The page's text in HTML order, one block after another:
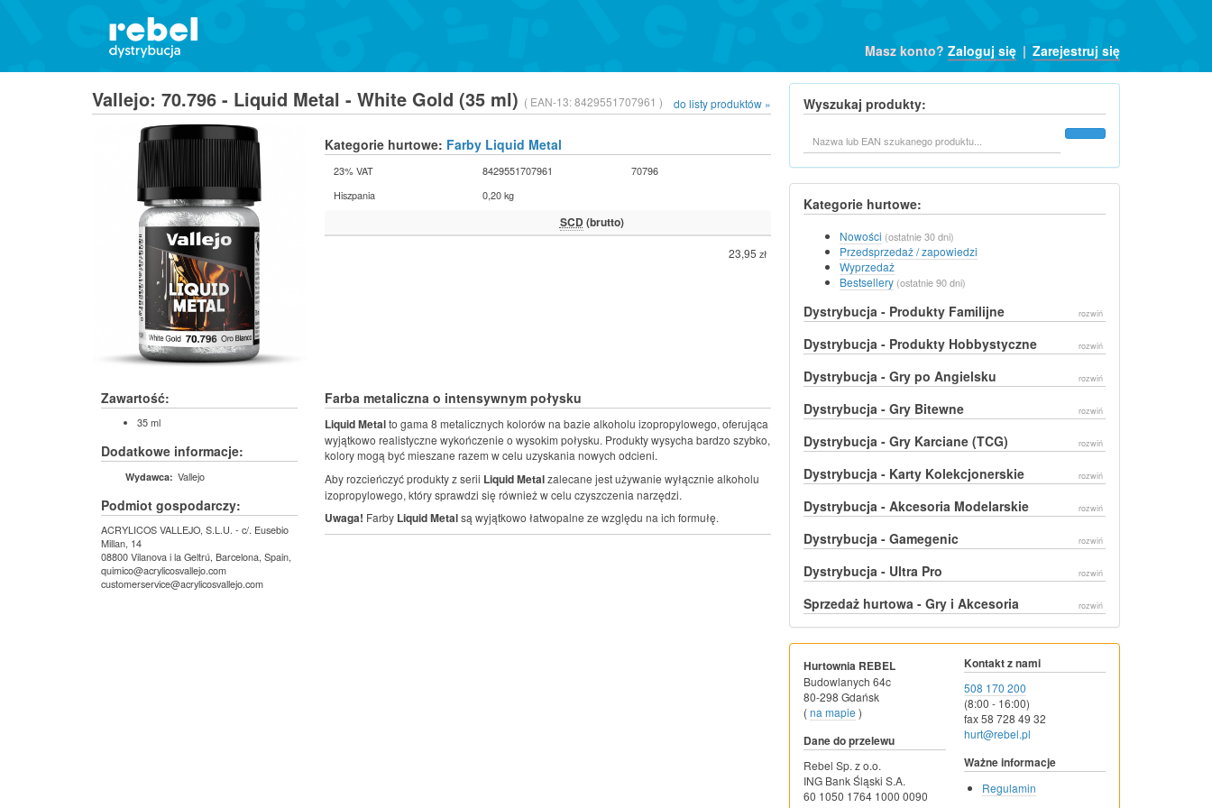
Masz konto? Zaloguj się | Zarejestruj się
Vallejo: 70.796 - Liquid Metal - White Gold (35 ml) ( EAN-13:8429551707961 ) do listy produktów »
Kategorie hurtowe: Farby Liquid Metal
23% VAT 8429551707961
70796
Hiszpania
0,20 kg
SCD (brutto)
23,95 zł
Zawartość:
35 ml
Dodatkowe informacje:
Wydawca: Vallejo
Podmiot gospodarczy:
ACRYLICOS VALLEJO, S.L.U. - c/. Eusebio
Millan, 14
08800 Vilanova i la Geltrú, Barcelona, Spain,
quimico@acrylicosvallejo.com
customerservice@acrylicosvallejo.com
Farba metaliczna o intensywnym połysku
Liquid Metalto gama 8 metalicznych kolorów na bazie alkoholu izopropylowego, oferująca
wyjątkowo realistyczne wykończenie o wysokim połysku. Produkty wysycha bardzo szybko,
kolory mogą być mieszane razem w celu uzyskania nowych odcieni.
Aby rozcieńczyć produkty z serii Liquid Metalzalecane jest używanie wyłącznie alkoholu
izopropylowego, który sprawdzi się również w celu czyszczenia narzędzi.
Uwaga! Farby Liquid Metalsą wyjątkowo łatwopalne ze względu na ich formułę.
Wyszukaj produkty:
Kategorie hurtowe:
Nowości (ostatnie 30 dni)
Przedsprzedaż / zapowiedzi
Wyprzedaż
Bestsellery (ostatnie 90 dni)
Dystrybucja - Produkty Familijne rozwiń
Dystrybucja - Produkty Hobbystyczne rozwiń
Dystrybucja - Gry po Angielsku rozwiń
Dystrybucja - Gry Bitewne rozwiń
Dystrybucja - Gry Karciane (TCG) rozwiń
Dystrybucja - Karty Kolekcjonerskie rozwiń
Dystrybucja - Akcesoria Modelarskie rozwiń
Dystrybucja - Gamegenic rozwiń
Dystrybucja - Ultra Pro rozwiń
Sprzedaż hurtowa - Gry i Akcesoria rozwiń
Hurtownia REBEL
Budowlanych 64c
80-298 Gdańsk
(na mapie )
Dane do przelewu
Rebel Sp. z o.o.
ING Bank Śląski S.A.
60 1050 1764 1000 0090
Kontakt z nami
508 170 200
(8:00 - 16:00)
fax 58 728 49 32
hurt@rebel.pl
Ważne informacje
Regulamin